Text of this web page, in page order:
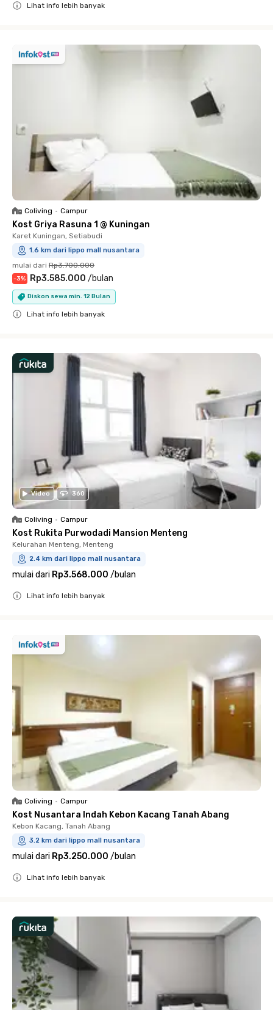
Lihat info lebih banyak
Coliving • Campur
Kost Griya Rasuna 1 @ Kuningan
Karet Kuningan, Setiabudi
1.6 km dari lippo mall nusantara
mulai dari Rp3.700.000
-3% Rp3.585.000 /bulan
Diskon sewa min. 12 Bulan
Lihat info lebih banyak
Video 360
Coliving • Campur
Kost Rukita Purwodadi Mansion Menteng
Kelurahan Menteng, Menteng
2.4 km dari lippo mall nusantara
mulai dari Rp3.568.000 /bulan
Lihat info lebih banyak
Coliving • Campur
Kost Nusantara Indah Kebon Kacang Tanah Abang
Kebon Kacang, Tanah Abang
3.2 km dari lippo mall nusantara
mulai dari Rp3.250.000 /bulan
Lihat info lebih banyak